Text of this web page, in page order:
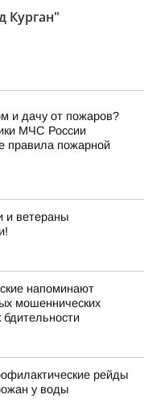
Курган"
и дачу от пожаров?
МЧС России
правила пожарной
и ветераны
напоминают
мошеннических
рейды
у воды